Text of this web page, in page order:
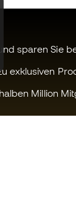
sparen Sie
exklusiven
Million